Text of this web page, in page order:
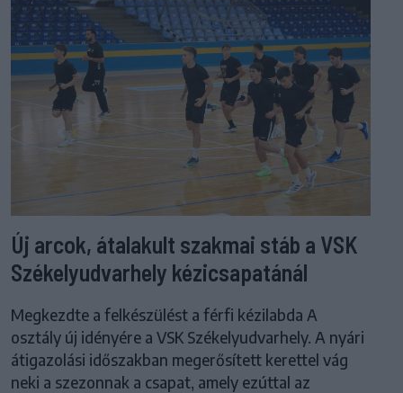
Új arcok, átalakult szakmai stáb a VSK
Székelyudvarhely kézicsapatánál
Megkezdte a felkészülést a férfi kézilabda A
osztály új idényére a VSK Székelyudvarhely. A nyári
átigazolási időszakban megerősített kerettel vág
neki a szezonnak a csapat, amely ezúttal az